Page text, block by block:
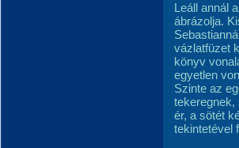
Leáll annál
ábrázolja.
vázlatfüzet
könyv
egyetlen
Szinte az
tekeregnek,
ér, a sötét
tekintetével